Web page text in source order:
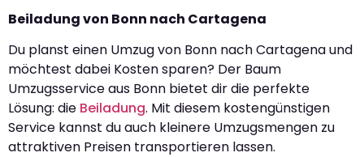
Beiladung von Bonn nach Cartagena
Du planst einen Umzug von Bonn nach Cartagena und
möchtest dabei Kosten sparen? Der Baum
Umzugsservice aus Bonn bietet dir die perfekte
Lösung: die Beiladung. Mit diesem kostengünstigen
Service kannst du auch kleinere Umzugsmengen zu
attraktiven Preisen transportieren lassen.